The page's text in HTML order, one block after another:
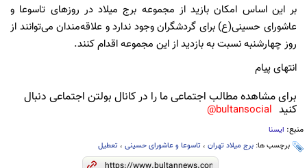
بر این اساس امکان بازید از مجموعه برج میلاد در روزهای تاسوعا و
عاشورای حسینی(ع) برای گردشگران وجود ندارد و علاقه‌مندان می‌توانند از
روز چهارشنبه نسبت به بازدید از این مجموعه اقدام کنند.
انتهای پیام
برای مشاهده مطالب اجتماعی ما را در کانال بولتن اجتماعی دنبال
کنید bultansocial@
منبع: ایسنا
برچسب ها: برج میلاد تهران ، تاسوعا و عاشورای حسینی ، تعطیل